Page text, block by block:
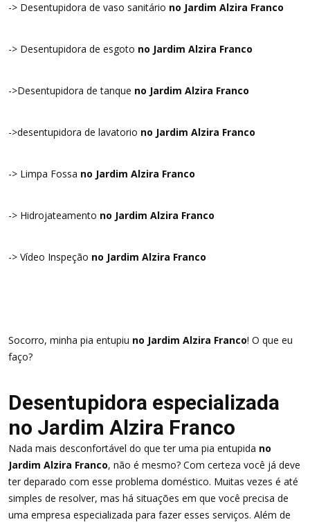
-> Desentupidora de vaso sanitário no Jardim Alzira Franco
-> Desentupidora de esgoto no Jardim Alzira Franco
->Desentupidora de tanque no Jardim Alzira Franco
->desentupidora de lavatorio no Jardim Alzira Franco
-> Limpa Fossa no Jardim Alzira Franco
-> Hidrojateamento no Jardim Alzira Franco
-> Vídeo Inspeção no Jardim Alzira Franco
Socorro, minha pia entupiu no Jardim Alzira Franco! O que eu
faço?
Desentupidora especializada
no Jardim Alzira Franco
Nada mais desconfortável do que ter uma pia entupida no
Jardim Alzira Franco, não é mesmo? Com certeza você já deve
ter deparado com esse problema doméstico. Muitas vezes é até
simples de resolver, mas há situações em que você precisa de
uma empresa especializada para fazer esses serviços. Além de